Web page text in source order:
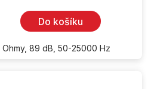
Do košíku
Ohmy, 89 dB, 50-25000 Hz